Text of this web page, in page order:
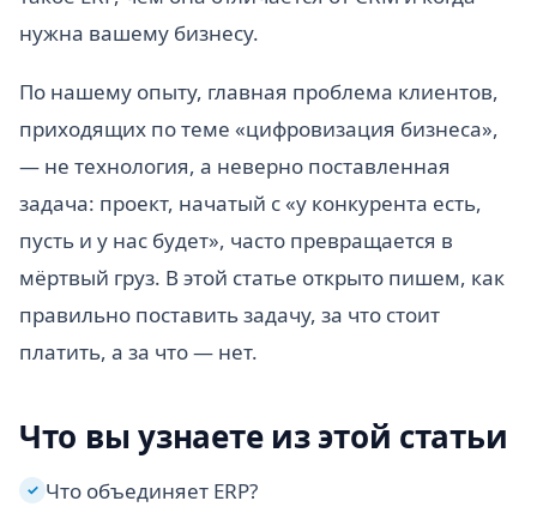
нужна вашему бизнесу.
По нашему опыту, главная проблема клиентов,
приходящих по теме «цифровизация бизнеса»,
— не технология, а неверно поставленная
задача: проект, начатый с «у конкурента есть,
пусть и у нас будет», часто превращается в
мёртвый груз. В этой статье открыто пишем, как
правильно поставить задачу, за что стоит
платить, а за что — нет.
Что вы узнаете из этой статьи
✓ Что объединяет ERP?